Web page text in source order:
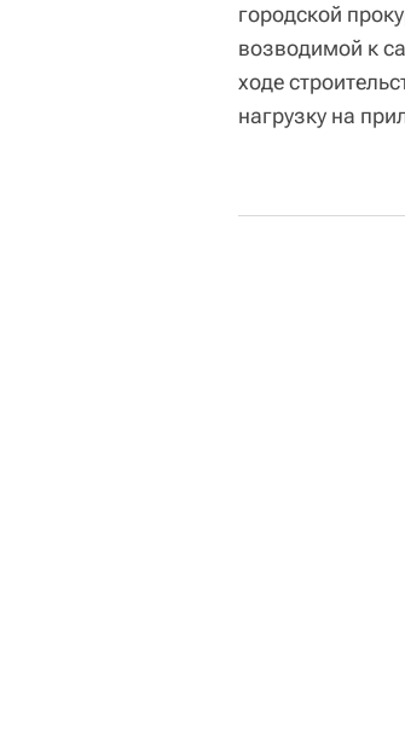
городской
возводимой к
ходе
нагрузку на